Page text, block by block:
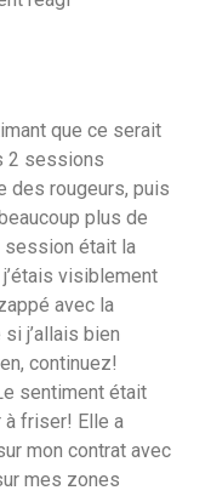
que ce serait
2 sessions
des rougeurs, puis
plus de
session était la
visiblement
avec la
j’allais bien
continuez!
sentiment était
à friser! Elle a
mon contrat avec
mes zones